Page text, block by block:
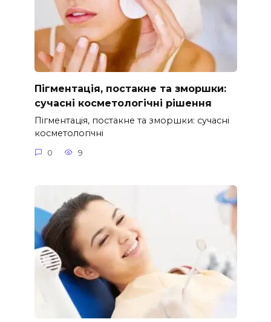
Пігментація, постакне та зморшки:
сучасні косметологічні рішення
Пігментація, постакне та зморшки: сучасні
косметологічні
0 9